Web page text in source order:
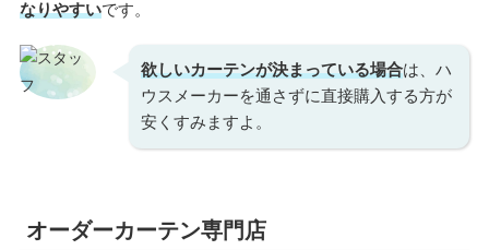
なりやすいです。
欲しいカーテンが決まっている場合は、ハ
ウスメーカーを通さずに直接購入する方が
安くすみますよ。
オーダーカーテン専門店